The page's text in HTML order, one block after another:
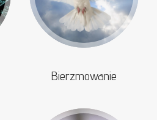
Bierzmowanie